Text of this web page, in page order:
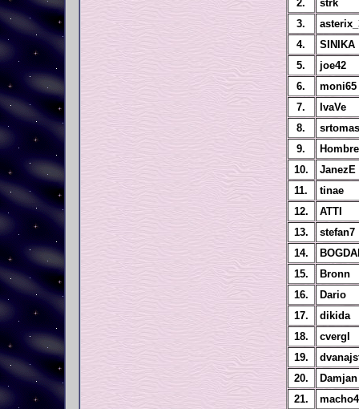
2.
strk
3.
4.
SINIKA
5.
joe42
6.
moni65
7.
IvaVe
8.
srtomas
9.
Hombre
10.
JanezE
11.
tinae
12.
ATTI
13.
stefan7
14.
15.
Bronn
16.
Dario
17.
dikida
18.
cvergl
19.
20.
Damjan
21.